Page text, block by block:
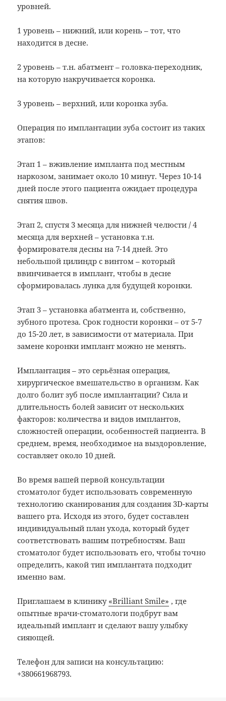
уровней.
1 уровень – нижний, или корень – тот, что
находится в десне.
2 уровень – т.н. абатмент – головка-переходник,
на которую накручивается коронка.
3 уровень – верхний, или коронка зуба.
Операция по имплантации зуба состоит из таких
этапов:
Этап 1 – вживление импланта под местным
наркозом, занимает около 10 минут. Через 10-14
дней после этого пациента ожидает процедура
снятия швов.
Этап 2, спустя 3 месяца для нижней челюсти / 4
месяца для верхней – установка т.н.
формирователя десны на 7-14 дней. Это
небольшой цилиндр с винтом – который
ввинчивается в имплант, чтобы в десне
сформировалась лунка для будущей коронки.
Этап 3 – установка абатмента и, собственно,
зубного протеза. Срок годности коронки – от 5-7
до 15-20 лет, в зависимости от материала. При
замене коронки имплант можно не менять.
Имплантация – это серьёзная операция,
хирургическое вмешательство в организм. Как
долго болит зуб после имплантации? Сила и
длительность болей зависит от нескольких
факторов: количества и видов имплантов,
сложностей операции, особенностей пациента. В
среднем, время, необходимое на выздоровление,
составляет около 10 дней.
Во время вашей первой консультации
стоматолог будет использовать современную
технологию сканирования для создания 3D-карты
вашего рта. Исходя из этого, будет составлен
индивидуальный план ухода, который будет
соответствовать вашим потребностям. Ваш
стоматолог будет использовать его, чтобы точно
определить, какой тип имплантата подходит
именно вам.
Приглашаем в клинику «Brilliant Smile» , где
опытные врачи-стоматологи подбрут вам
идеальный имплант и сделают вашу улыбку
сияющей.
Телефон для записи на консультацию:
+380661968793.